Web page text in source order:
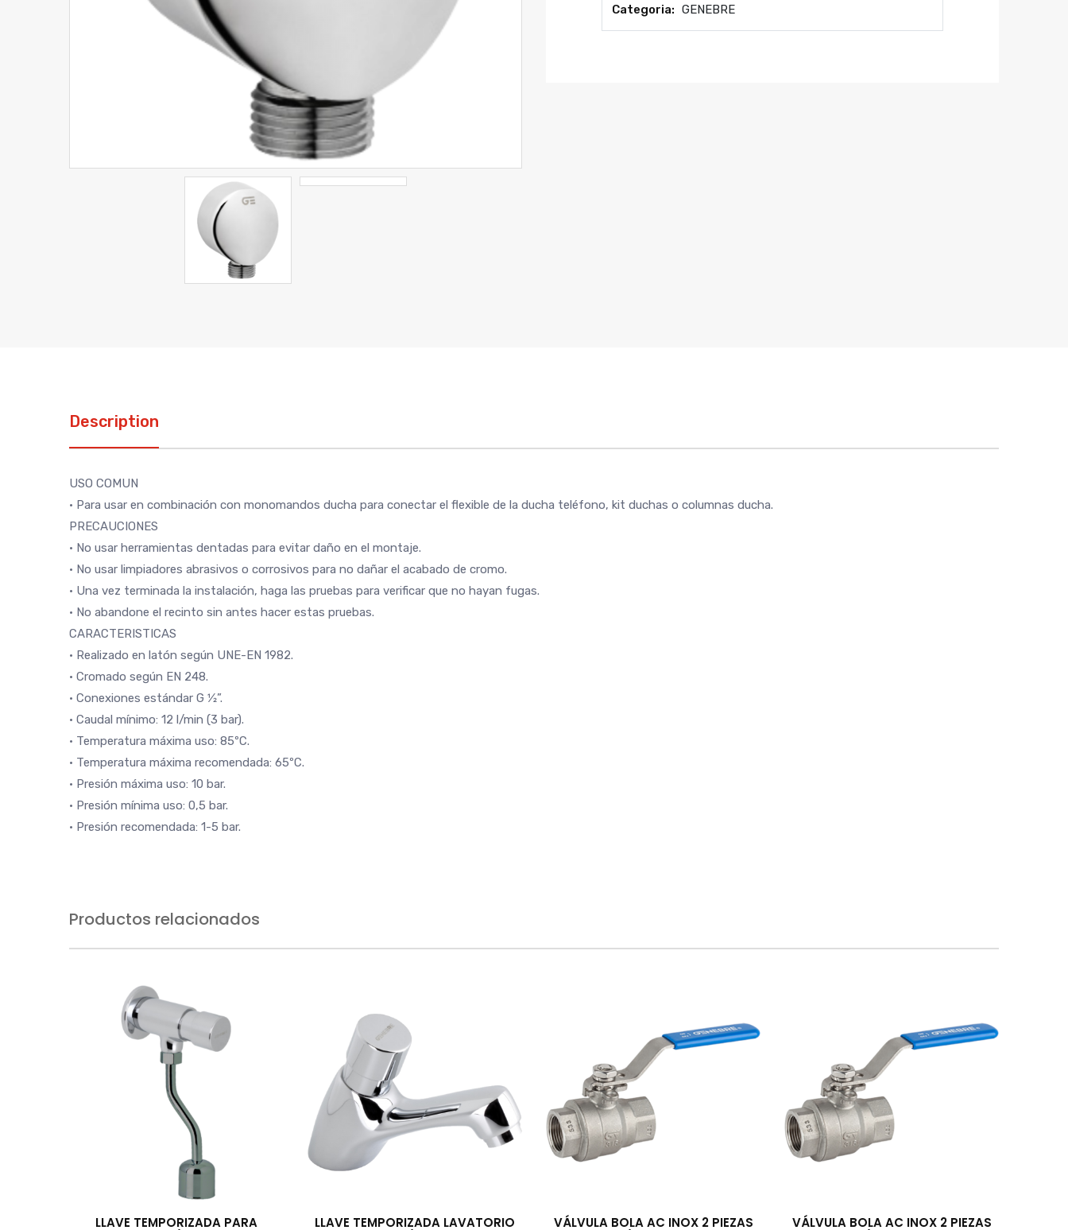
Categoria: GENEBRE
Description
USO COMUN
• Para usar en combinación con monomandos ducha para conectar el flexible de la ducha teléfono, kit duchas o columnas ducha.
PRECAUCIONES
• No usar herramientas dentadas para evitar daño en el montaje.
• No usar limpiadores abrasivos o corrosivos para no dañar el acabado de cromo.
• Una vez terminada la instalación, haga las pruebas para verificar que no hayan fugas.
• No abandone el recinto sin antes hacer estas pruebas.
CARACTERISTICAS
• Realizado en latón según UNE-EN 1982.
• Cromado según EN 248.
• Conexiones estándar G 1⁄2”.
• Caudal mínimo: 12 l/min (3 bar).
• Temperatura máxima uso: 85ºC.
• Temperatura máxima recomendada: 65ºC.
• Presión máxima uso: 10 bar.
• Presión mínima uso: 0,5 bar.
• Presión recomendada: 1-5 bar.
Productos relacionados
LLAVE TEMPORIZADA PARA
LLAVE TEMPORIZADA LAVATORIO
VÁLVULA BOLA AC INOX 2 PIEZAS
VÁLVULA BOLA AC INOX 2 PIEZAS